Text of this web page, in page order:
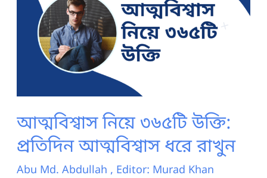
আত্মবিশ্বাস নিয়ে ৩৬৫টি উক্তি:
প্রতিদিন আত্মবিশ্বাস ধরে রাখুন
Abu Md. Abdullah , Editor: Murad Khan